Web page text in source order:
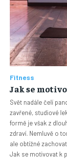
Fitness
Jak se
Svět nadále čelí
zavřené, studiové
formě je však z
zdraví. Nemluvě o
ale obtížné
Jak se motivovat k